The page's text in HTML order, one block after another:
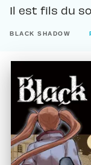
Il est fils du
BLACK SHADOW